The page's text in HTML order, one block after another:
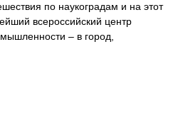
по наукоградам и на этот
всероссийский центр
– в город,